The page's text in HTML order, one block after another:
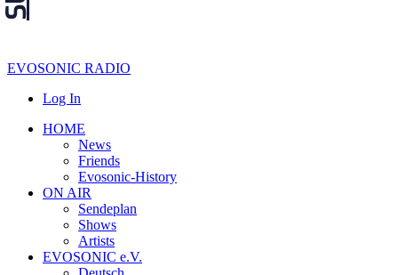
EVOSONIC RADIO
Log In
HOME
News
Friends
Evosonic-History
ON AIR
Sendeplan
Shows
Artists
EVOSONIC e.V.